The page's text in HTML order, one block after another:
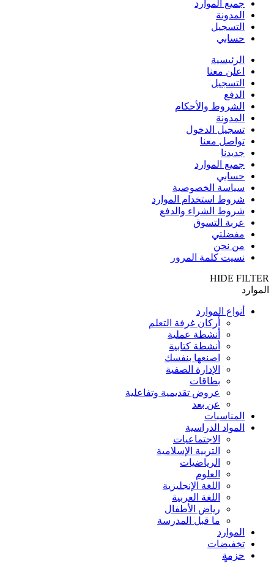
جميع الموارد
المدونة
التسجيل
حسابي
الرئيسية
اعلن معنا
التسجيل
الدفع
الشروط والأحكام
المدونة
تسجيل الدخول
تواصل معنا
جديدنا
جميع الموارد
حسابي
سياسة الخصوصية
شروط استخدام الموارد
شروط الشراء والدفع
عربة التسوق
مفضلتي
من نحن
نسيت كلمة المرور
HIDE FILTER
الموارد
أنواع الموارد
أركان غرفة التعلم
أنشطة عملية
أنشطة كتابية
اصنعها بنفسك
الإدارة الصفية
بطاقات
عروض تقديمية وتفاعلية
عن بعد
المناسبات
المواد الدراسية
الاجتماعيات
التربية الإسلامية
الرياضيات
العلوم
اللغة الإنجليزية
اللغة العربية
رياض الأطفال
ما قبل المدرسة
الموارد
تخفيضات
حزمة